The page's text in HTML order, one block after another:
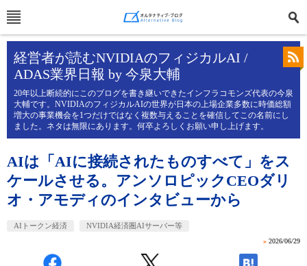
経営者が読むNVIDIAのフィジカルAI /
ADAS業界日報 by 今泉大輔
20年以上断続的にこのブログを書き継いできたインフラコモンズ代表の今泉
大輔です。NVIDIAのフィジカルAIの世界が日本の上場企業多数に時価総額
増大の事業機会を1つだけではなく複数与えることを確信してこの名前にし
ました。ネタは無限にあります。何卒よろしくお願い申し上げます。
AIは「AIに接続されたものすべて」をス
ケールさせる。アンソロピックCEOダリ
オ・アモディのインタビューから
AIトークン経済 NVIDIA経済圏AIサーバー等
» 2026/06/29